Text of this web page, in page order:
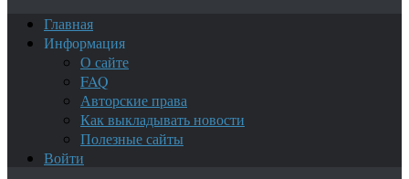
Главная
Информация
О сайте
FAQ
Авторские права
Как выкладывать новости
Полезные сайты
Войти